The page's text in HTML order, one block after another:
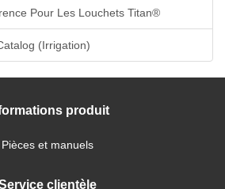
Pour Les Louchets Titan®
(Irrigation)
produit
Pièces et manuels
clientèle